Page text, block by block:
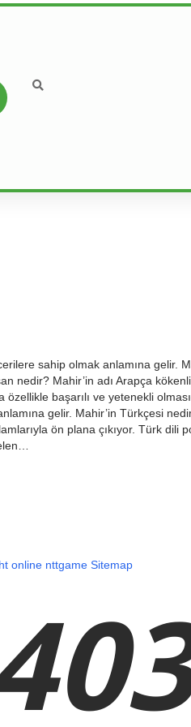
sahip olmak anlamına gelir.
nedir? Mahir’in adı Arapça kökenli
özellikle başarılı ve yetenekli
gelir. Mahir’in Türkçesi
ön plana çıkıyor. Türk dili
online nttgame Sitemap